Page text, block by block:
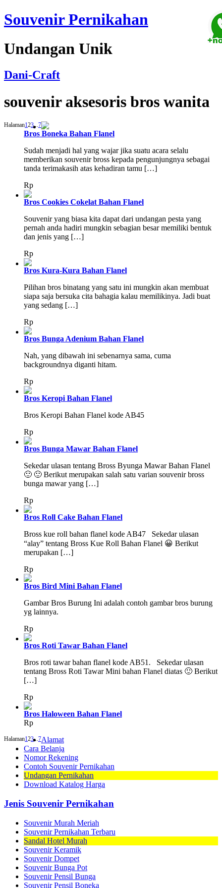
Souvenir Pernikahan
Undangan Unik
Dani-Craft
souvenir aksesoris bros wanita
Halaman123...7
Bros Boneka Bahan Flanel
Sudah menjadi hal yang wajar jika suatu acara selalu
memberikan souvenir bross kepada pengunjungnya sebagai
tanda terimakasih atas kehadiran tamu […]
Rp
Bros Cookies Cokelat Bahan Flanel
Souvenir yang biasa kita dapat dari undangan pesta yang
pernah anda hadiri mungkin sebagian besar memiliki bentuk
dan jenis yang […]
Rp
Bros Kura-Kura Bahan Flanel
Pilihan bros binatang yang satu ini mungkin akan membuat
siapa saja bersuka cita bahagia kalau memilikinya. Jadi buat
yang sedang […]
Rp
Bros Bunga Adenium Bahan Flanel
Nah, yang dibawah ini sebenarnya sama, cuma
backgroundnya diganti hitam.
Rp
Bros Keropi Bahan Flanel
Bros Keropi Bahan Flanel kode AB45
Rp
Bros Bunga Mawar Bahan Flanel
Sekedar ulasan tentang Bross Byunga Mawar Bahan Flanel
🙂 🙂 Berikut merupakan salah satu varian souvenir bross
bunga mawar yang […]
Rp
Bros Roll Cake Bahan Flanel
Bross kue roll bahan flanel kode AB47 Sekedar ulasan
“alay” tentang Bross Kue Roll Bahan Flanel 😀 Berikut
merupakan […]
Rp
Bros Bird Mini Bahan Flanel
Gambar Bros Burung Ini adalah contoh gambar bros burung
yg lainnya.
Rp
Bros Roti Tawar Bahan Flanel
Bros roti tawar bahan flanel kode AB51. Sekedar ulasan
tentang Bross Roti Tawar Mini bahan Flanel diatas 🙂 Berikut
[…]
Rp
Bros Haloween Bahan Flanel
Rp
Halaman123...7Alamat
Cara Belanja
Nomor Rekening
Contoh Souvenir Pernikahan
Undangan Pernikahan
Download Katalog Harga
Jenis Souvenir Pernikahan
Souvenir Murah Meriah
Souvenir Pernikahan Terbaru
Sandal Hotel Murah
Souvenir Keramik
Souvenir Dompet
Souvenir Bunga Pot
Souvenir Pensil Bunga
Souvenir Pensil Boneka